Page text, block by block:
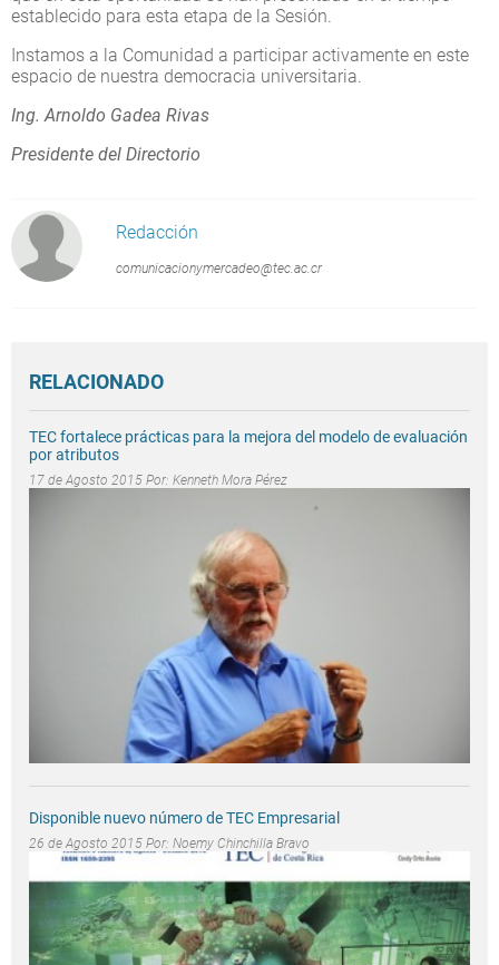
establecido para esta etapa de la Sesión.
Instamos a la Comunidad a participar activamente en este
espacio de nuestra democracia universitaria.
Ing. Arnoldo Gadea Rivas
Presidente del Directorio
Redacción
comunicacionymercadeo@tec.ac.cr
RELACIONADO
TEC fortalece prácticas para la mejora del modelo de evaluación
por atributos
17 de Agosto 2015 Por: Kenneth Mora Pérez
Disponible nuevo número de TEC Empresarial
26 de Agosto 2015 Por: Noemy Chinchilla Bravo